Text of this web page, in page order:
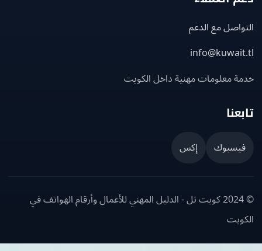
مع الدعم
معلومات مهنية داخل الكويت
إكس
© 2024 كويت تل - الدليل المهني للأعمال وأرقام الهواتف في